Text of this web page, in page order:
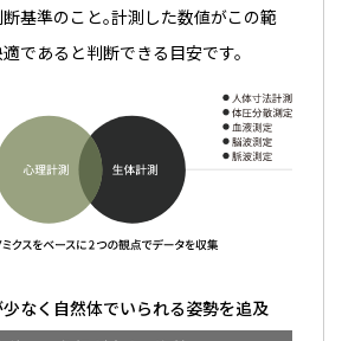
基準のこと。計測した数値がこの範
であると判断できる目安です。
なく自然体でいられる姿勢を追及